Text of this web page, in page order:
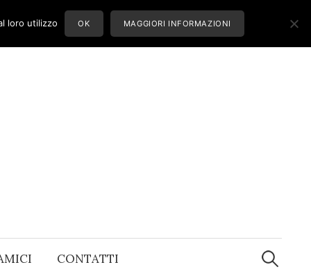
CONTATTI
Ricerca
per:
loro utilizzo OK MAGGIORI INFORMAZIONI